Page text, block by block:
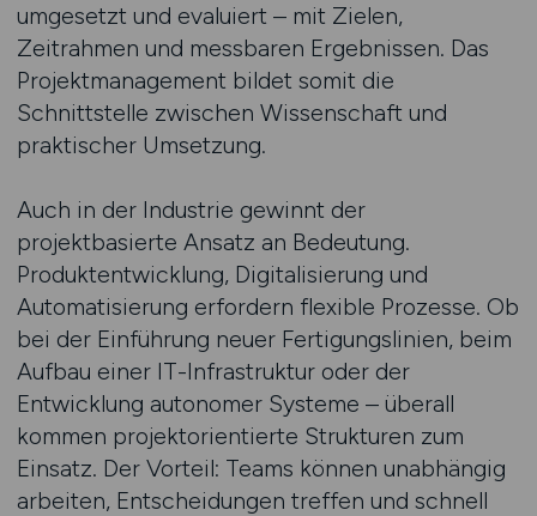
umgesetzt und evaluiert – mit Zielen,
Zeitrahmen und messbaren Ergebnissen. Das
Projektmanagement bildet somit die
Schnittstelle zwischen Wissenschaft und
praktischer Umsetzung.
Auch in der Industrie gewinnt der
projektbasierte Ansatz an Bedeutung.
Produktentwicklung, Digitalisierung und
Automatisierung erfordern flexible Prozesse. Ob
bei der Einführung neuer Fertigungslinien, beim
Aufbau einer IT-Infrastruktur oder der
Entwicklung autonomer Systeme – überall
kommen projektorientierte Strukturen zum
Einsatz. Der Vorteil: Teams können unabhängig
arbeiten, Entscheidungen treffen und schnell